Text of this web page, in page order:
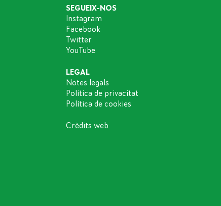
SEGUEIX-NOS
Instagram
Facebook
Twitter
YouTube
LEGAL
Notes legals
Política de privacitat
Política de cookies
Crèdits web